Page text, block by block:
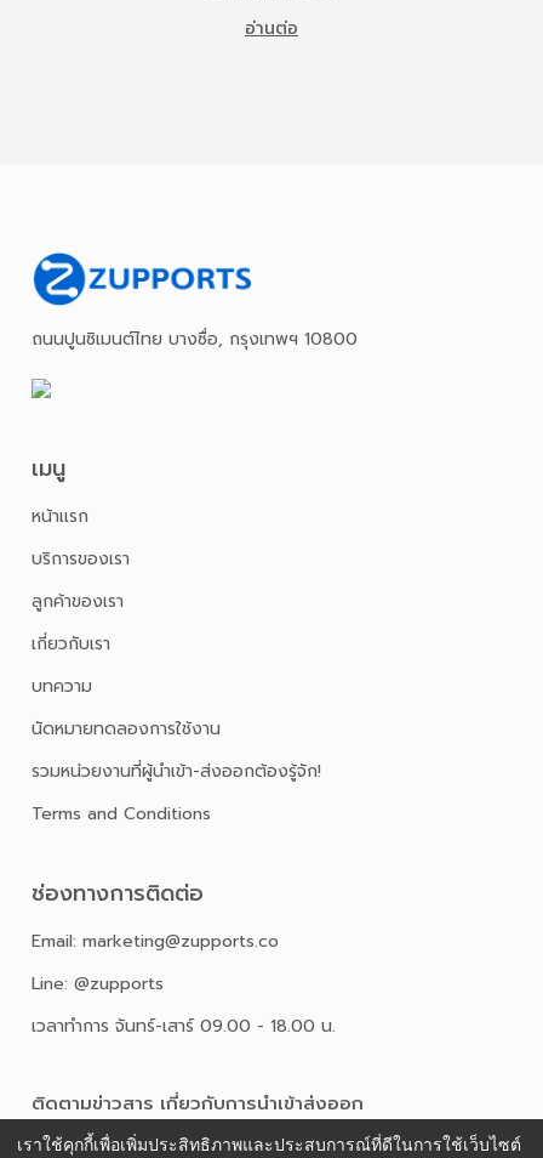
อ่านต่อ
ถนนปูนซิเมนต์ไทย บางซื่อ, กรุงเทพฯ 10800
เมนู
หน้าเเรก
บริการของเรา
ลูกค้าของเรา
เกี่ยวกับเรา
บทความ
นัดหมายทดลองการใช้งาน
รวมหน่วยงานที่ผู้นำเข้า-ส่งออกต้องรู้จัก!
Terms and Conditions
ช่องทางการติดต่อ
Email: marketing@zupports.co
Line: @zupports
เวลาทำการ จันทร์-เสาร์ 09.00 - 18.00 น.
ติดตามข่าวสาร เกี่ยวกับการนําเข้าส่งออก
เราใช้คุกกี้เพื่อเพิ่มประสิทธิภาพและประสบการณ์ที่ดีในการใช้เว็บไซต์